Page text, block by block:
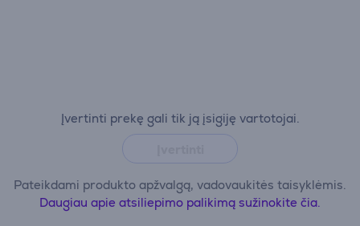
Įvertinti prekę gali tik ją įsigiję vartotojai.
Pateikdami produkto apžvalgą, vadovaukitės taisyklėmis.
Daugiau apie atsiliepimo palikimą sužinokite čia.